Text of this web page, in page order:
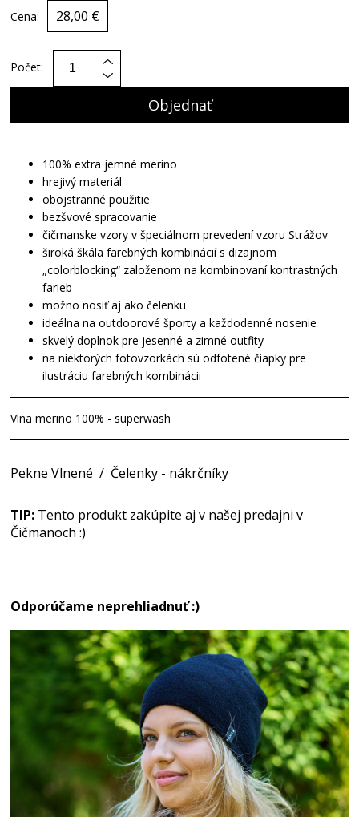
Cena: 28,00 €
Počet:
Objednať
100% extra jemné merino
hrejivý materiál
obojstranné použitie
bezšvové spracovanie
čičmanske vzory v špeciálnom prevedení vzoru Strážov
široká škála farebných kombinácií s dizajnom
„colorblocking“ založenom na kombinovaní kontrastných
farieb
možno nosiť aj ako čelenku
ideálna na outdoorové športy a každodenné nosenie
skvelý doplnok pre jesenné a zimné outfity
na niektorých fotovzorkách sú odfotené čiapky pre
ilustráciu farebných kombinácii
Vlna merino 100% - superwash
Pekne Vlnené / Čelenky - nákrčníky
TIP: Tento produkt zakúpite aj v našej predajni v
Čičmanoch :)
Odporúčame neprehliadnuť :)